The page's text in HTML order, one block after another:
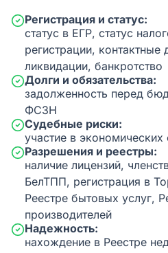
Регистрация и статус:
статус в ЕГР, статус
регистрации,
ликвидации, банкротство
Долги и обязательства:
задолженность перед
ФСЗН
Судебные риски:
участие в экономических
Разрешения и реестры:
наличие лицензий,
БелТПП, регистрация в
Реестре бытовых услуг,
производителей
Надежность:
нахождение в Реестре